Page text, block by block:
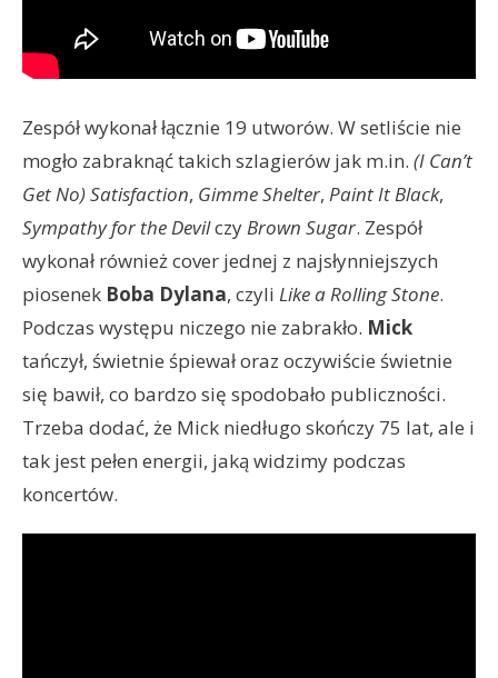
Zespół wykonał łącznie 19 utworów. W setliście nie
mogło zabraknąć takich szlagierów jak m.in. (I Can’t
Get No) Satisfaction, Gimme Shelter, Paint It Black,
Sympathy for the DevilczyBrown Sugar. Zespół
wykonał również cover jednej z najsłynniejszych
piosenek Boba Dylana, czyli Like a Rolling Stone.
Podczas występu niczego nie zabrakło. Mick
tańczył, świetnie śpiewał oraz oczywiście świetnie
się bawił, co bardzo się spodobało publiczności.
Trzeba dodać, że Mick niedługo skończy 75 lat, ale i
tak jest pełen energii, jaką widzimy podczas
koncertów.